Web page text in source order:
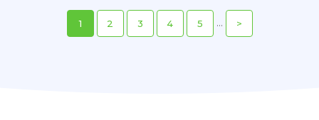
1 2 3 4 5 ... >